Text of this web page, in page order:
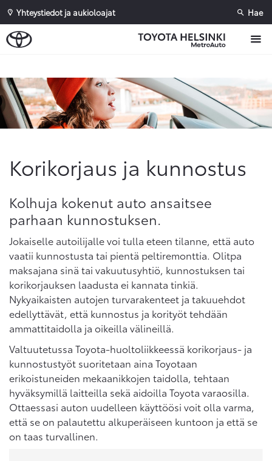
Yhteystiedot ja aukioloajat Hae
Korikorjaus ja kunnostus
Kolhuja kokenut auto ansaitsee
parhaan kunnostuksen.
Jokaiselle autoilijalle voi tulla eteen tilanne, että auto
vaatii kunnostusta tai pientä peltiremonttia. Olitpa
maksajana sinä tai vakuutusyhtiö, kunnostuksen tai
korikorjauksen laadusta ei kannata tinkiä.
Nykyaikaisten autojen turvarakenteet ja takuuehdot
edellyttävät, että kunnostus ja korityöt tehdään
ammattitaidolla ja oikeilla välineillä.
Valtuutetussa Toyota-huoltoliikkeessä korikorjaus- ja
kunnostustyöt suoritetaan aina Toyotaan
erikoistuneiden mekaanikkojen taidolla, tehtaan
hyväksymillä laitteilla sekä aidoilla Toyota varaosilla.
Ottaessasi auton uudelleen käyttöösi voit olla varma,
että se on palautettu alkuperäiseen kuntoon ja että se
on taas turvallinen.